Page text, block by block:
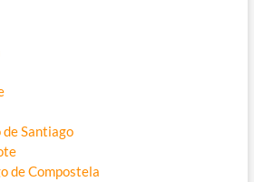
de Santiago
de Compostela